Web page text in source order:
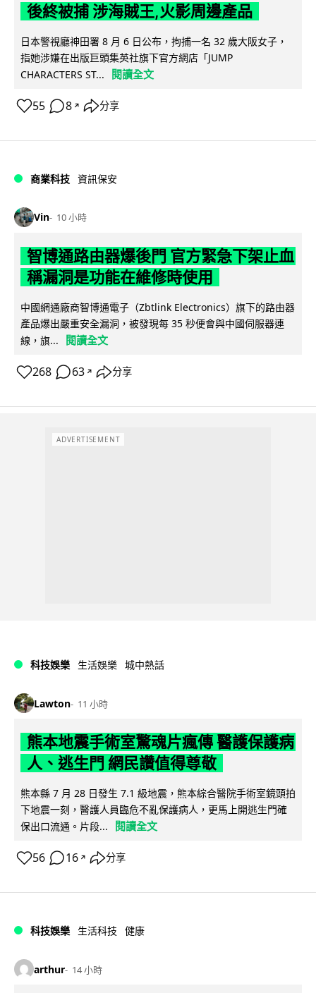
後終被捕 涉海賊王,火影周邊產品
日本警視廳神田署 8 月 6 日公布，拘捕一名 32 歲大阪女子，
指她涉嫌在出版巨頭集英社旗下官方網店「JUMP
CHARACTERS ST...
閱讀全文
55 8 ↗ 分享
商業科技 資訊保安
Vin 10 小時
智博通路由器爆後門 官方緊急下架止血
稱漏洞是功能在維修時使用
中國網通廠商智博通電子（Zbtlink Electronics）旗下的路由器
產品爆出嚴重安全漏洞，被發現每 35 秒便會與中國伺服器連
線，旗...
閱讀全文
268 63 ↗ 分享
ADVERTISEMENT
科技娛樂 生活娛樂 城中熱話
Lawton 11 小時
熊本地震手術室驚魂片瘋傳 醫護保護病
人、逃生門 網民讚值得尊敬
熊本縣 7 月 28 日發生 7.1 級地震，熊本綜合醫院手術室鏡頭拍
下地震一刻，醫護人員臨危不亂保護病人，更馬上開逃生門確
保出口流通。片段...
閱讀全文
56 16 ↗ 分享
科技娛樂 生活科技 健康
arthur 14 小時